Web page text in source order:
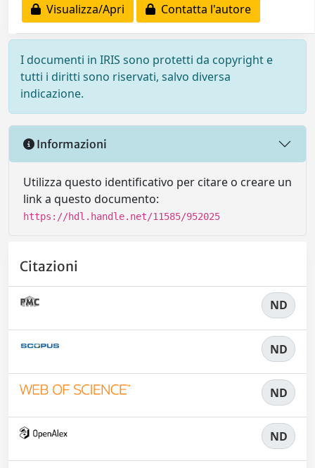
Visualizza/Apri
Contatta l'autore
I documenti in IRIS sono protetti da copyright e
tutti i diritti sono riservati, salvo diversa
indicazione.
Informazioni
Utilizza questo identificativo per citare o creare un
link a questo documento:
https://hdl.handle.net/11585/952025
Citazioni
ND
ND
ND
ND